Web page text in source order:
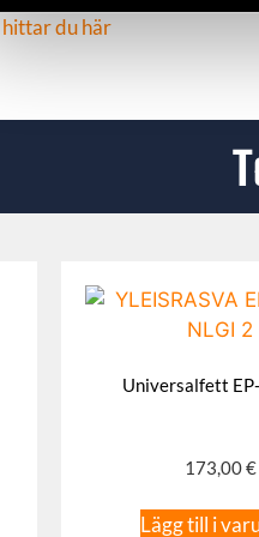
du här
Universalfett
173,00€
Lägg till i